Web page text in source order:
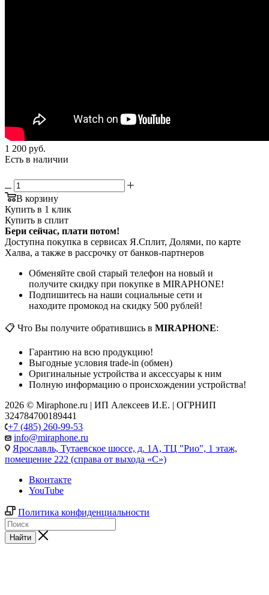
1 200 руб.
Есть в наличии
В корзину
Купить в 1 клик
Купить в сплит
Бери сейчас, плати потом!
Доступна покупка в сервисах Я.Сплит, Долями, по карте
Халва, а также в рассрочку от банков-партнеров
Обменяйте свой старый телефон на новый и
получите скидку при покупке в MIRAPHONE!
Подпишитесь на наши социальные сети и
находите промокод на скидку 500 рублей!
📋 Что Вы получите обратившись в MIRAPHONE:
Гарантию на всю продукцию!
Выгодные условия trade-in (обмен)
Оригинальные устройства и аксессуары к ним
Полную информацию о происхождении устройства!
2026 © Miraphone.ru | ИП Алексеев И.Е. | ОГРНИП
324784700189441
+7 (485) 260-99-53
info@miraphone.ru
Ярославль, Тутаевское шоссе, д. 1А, ТЦ "Рио", 1 этаж,
помещение 222 (справа от выхода «С»)
Вконтакте
YouTube
Политика конфиденциальности
Найти